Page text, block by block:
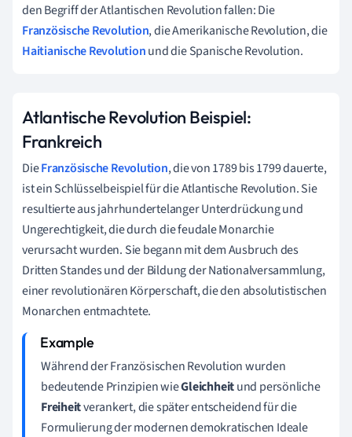
den Begriff der Atlantischen Revolution fallen: Die
Französische Revolution, die Amerikanische Revolution, die
Haitianische Revolutionund die Spanische Revolution.
Atlantische Revolution Beispiel:
Frankreich
DieFranzösische Revolution, die von 1789 bis 1799 dauerte,
ist ein Schlüsselbeispiel für die Atlantische Revolution. Sie
resultierte aus jahrhundertelanger Unterdrückung und
Ungerechtigkeit, die durch die feudale Monarchie
verursacht wurden. Sie begann mit dem Ausbruch des
Dritten Standes und der Bildung der Nationalversammlung,
einer revolutionären Körperschaft, die den absolutistischen
Monarchen entmachtete.
Während der Französischen Revolution wurden
bedeutende Prinzipien wieGleichheitund persönliche
Freiheitverankert, die später entscheidend für die
Formulierung der modernen demokratischen Ideale